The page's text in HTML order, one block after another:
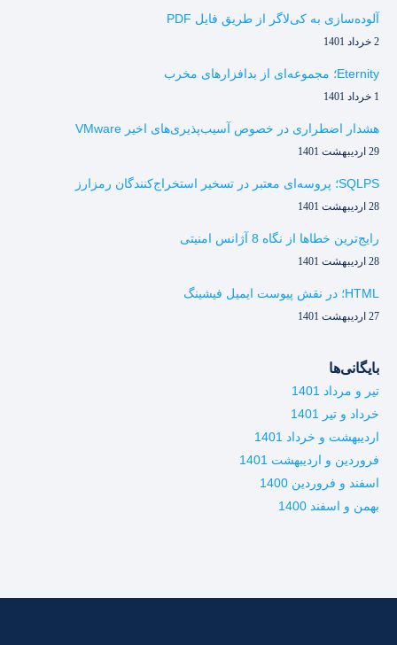
آلوده‌سازی به کی‌لاگر از طریق فایل PDF
2 خرداد 1401
Eternity؛ مجموعه‌ای از بدافزارهای مخرب
1 خرداد 1401
هشدار اضطراری در خصوص آسیب‌پذیری‌های اخیر VMware
29 اردیبهشت 1401
SQLPS؛ پروسه‌ای معتبر در تسخیر استخراج‌کنندگان رمزارز
28 اردیبهشت 1401
رایج‌ترین خطاها از نگاه 8 آژانس امنیتی
28 اردیبهشت 1401
HTML؛ در نقش پیوست ایمیل فیشینگ
27 اردیبهشت 1401
بایگانی‌ها
تیر و مرداد 1401
خرداد و تیر 1401
اردیبهشت و خرداد 1401
فروردین و اردیبهشت 1401
اسفند و فروردین 1400
بهمن و اسفند 1400